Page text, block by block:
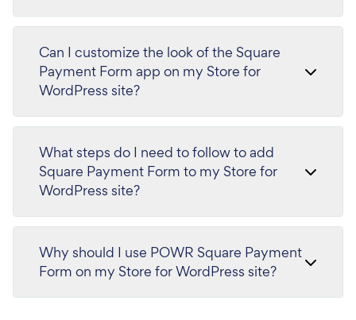
Can I customize the look of the Square
Payment Form app on my Store for
WordPress site?
What steps do I need to follow to add
Square Payment Form to my Store for
WordPress site?
Why should I use POWR Square Payment
Form on my Store for WordPress site?